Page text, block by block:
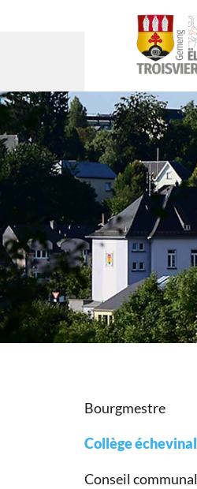
Bourgmestre
Collège échevinal
Conseil communal